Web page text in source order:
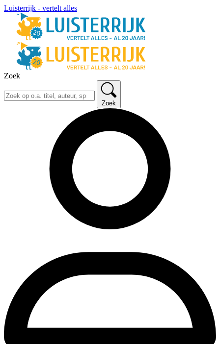
Luisterrijk - vertelt alles
Zoek
Zoek